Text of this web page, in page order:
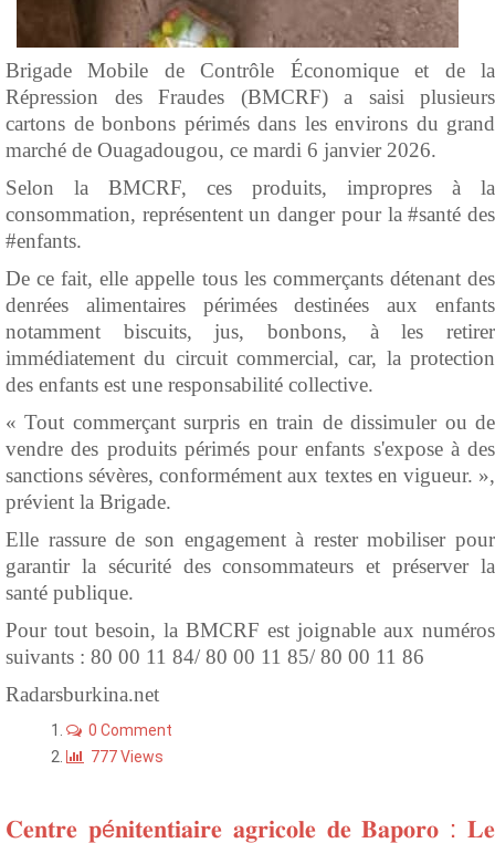
Brigade Mobile de Contrôle Économique et de la
Répression des Fraudes (BMCRF) a saisi plusieurs
cartons de bonbons périmés dans les environs du grand
marché de Ouagadougou, ce mardi 6 janvier 2026.
Selon la BMCRF, ces produits, impropres à la
consommation, représentent un danger pour la #santé des
#enfants.
De ce fait, elle appelle tous les commerçants détenant des
denrées alimentaires périmées destinées aux enfants
notamment biscuits, jus, bonbons, à les retirer
immédiatement du circuit commercial, car, la protection
des enfants est une responsabilité collective.
« Tout commerçant surpris en train de dissimuler ou de
vendre des produits périmés pour enfants s'expose à des
sanctions sévères, conformément aux textes en vigueur. »,
prévient la Brigade.
Elle rassure de son engagement à rester mobiliser pour
garantir la sécurité des consommateurs et préserver la
santé publique.
Pour tout besoin, la BMCRF est joignable aux numéros
suivants : 80 00 11 84/ 80 00 11 85/ 80 00 11 86
Radarsburkina.net
0 Comment
777 Views
𝐂𝐞𝐧𝐭𝐫𝐞 𝐩é𝐧𝐢𝐭𝐞𝐧𝐭𝐢𝐚𝐢𝐫𝐞 𝐚𝐠𝐫𝐢𝐜𝐨𝐥𝐞 𝐝𝐞 𝐁𝐚𝐩𝐨𝐫𝐨 : 𝐋𝐞